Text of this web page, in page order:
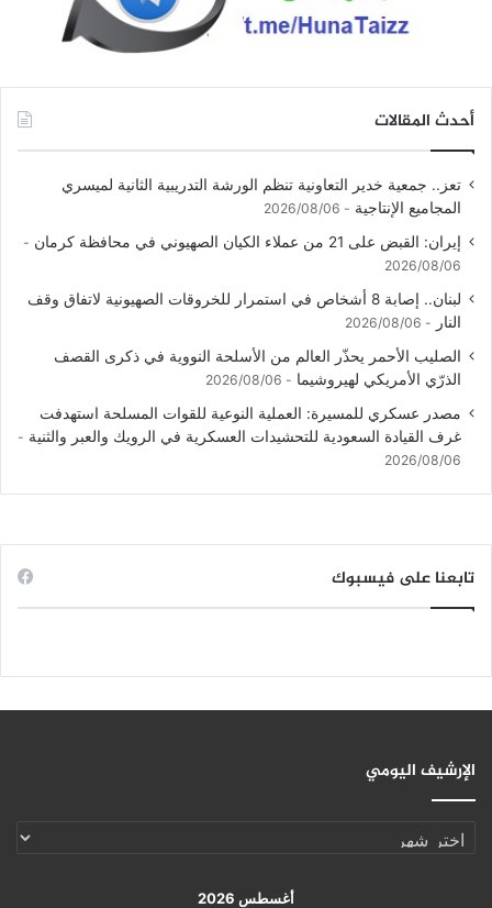
أحدث المقالات
تعز.. جمعية خدير التعاونية تنظم الورشة التدريبية الثانية لميسري
المجاميع الإنتاجية
2026/08/06
إيران: القبض على 21 من عملاء الكيان الصهيوني في محافظة كرمان
2026/08/06
لبنان.. إصابة 8 أشخاص في استمرار للخروقات الصهيونية لاتفاق وقف
النار
2026/08/06
الصليب الأحمر يحذّر العالم من الأسلحة النووية في ذكرى القصف
الذرّي الأمريكي لهيروشيما
2026/08/06
مصدر عسكري للمسيرة: العملية النوعية للقوات المسلحة استهدفت
غرف القيادة السعودية للتحشيدات العسكرية في الرويك والعبر والثنية
2026/08/06
تابعنا على فيسبوك
الإرشيف اليومي
الإرشيف
أغسطس 2026